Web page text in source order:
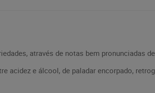
através de notas bem pronunciadas
acidez e álcool, de paladar encorpado,